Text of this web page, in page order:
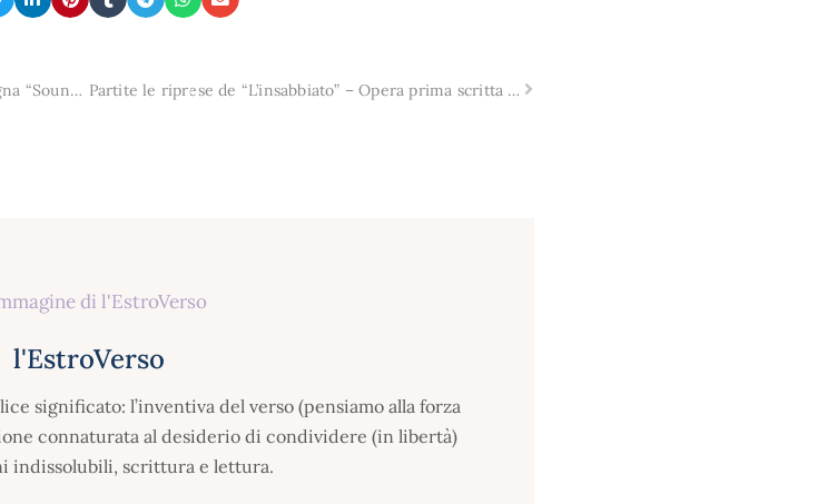
Monk Jazz Club, il 14 novembre torna la rassegna “Soundscape”. Al via con il jazz contaminato, tra Europa e India, del Raffaele Matta Trio Partite le riprese de “L’insabbiato” – Opera prima scritta e diretta da Rosario Petíx, tra i protagonisti Fabrizio Ferracane
l'EstroVerso
significato: l’inventiva del verso (pensiamo alla forza
connaturata al desiderio di condividere (in libertà)
indissolubili, scrittura e lettura.